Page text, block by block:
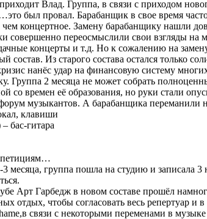
Влад. Группа, в связи с приходом
был провал. Барабанщик в свое время
концертное. Замену барабанщику нашли
совершенно переосмыслили свои взгляды на
концерты и т.д. Но к сожалению на
состав. Из старого состава остался только
нанёс удар на финансовую систему
Группа 2 месяца не может собрать
со времен её образования, но руки стали
музыкантов. А барабанщика переманили
клавиши
бас-гитара
месяца, группа пошла на студию и записала
Арт Гарбедж в новом составе прошёл
отдых, чтобы согласовать весь репертуар и
связи с некоторыми переменами в